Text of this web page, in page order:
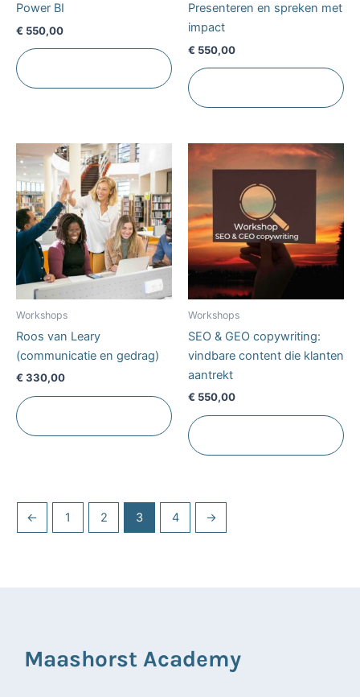
Power BI
€ 550,00
Presenteren en spreken met
impact
€ 550,00
Workshops
Roos van Leary
(communicatie en gedrag)
€ 330,00
Workshops
SEO & GEO copywriting:
vindbare content die klanten
aantrekt
€ 550,00
← 1 2 3 4 →
Maashorst Academy